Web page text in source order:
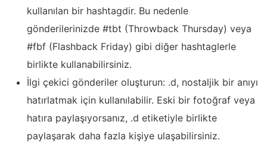
kullanılan bir hashtagdir. Bu nedenle
gönderilerinizde #tbt (Throwback Thursday) veya
#fbf (Flashback Friday) gibi diğer hashtaglerle
birlikte kullanabilirsiniz.
İlgi çekici gönderiler oluşturun: .d, nostaljik bir anıyı
hatırlatmak için kullanılabilir. Eski bir fotoğraf veya
hatıra paylaşıyorsanız, .d etiketiyle birlikte
paylaşarak daha fazla kişiye ulaşabilirsiniz.